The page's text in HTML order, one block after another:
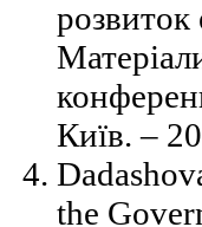
розвиток
Київ. –
the